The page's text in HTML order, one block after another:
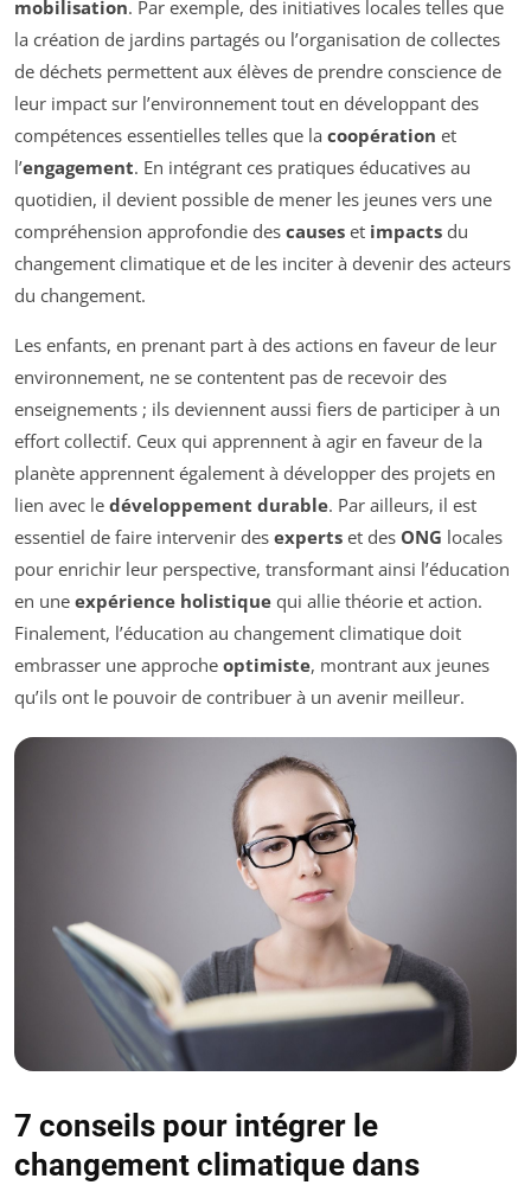
mobilisation. Par exemple, des initiatives locales telles que
la création de jardins partagés ou l’organisation de collectes
de déchets permettent aux élèves de prendre conscience de
leur impact sur l’environnement tout en développant des
compétences essentielles telles que la coopération et
l’engagement. En intégrant ces pratiques éducatives au
quotidien, il devient possible de mener les jeunes vers une
compréhension approfondie des causes et impacts du
changement climatique et de les inciter à devenir des acteurs
du changement.
Les enfants, en prenant part à des actions en faveur de leur
environnement, ne se contentent pas de recevoir des
enseignements ; ils deviennent aussi fiers de participer à un
effort collectif. Ceux qui apprennent à agir en faveur de la
planète apprennent également à développer des projets en
lien avec le développement durable. Par ailleurs, il est
essentiel de faire intervenir des experts et des ONG locales
pour enrichir leur perspective, transformant ainsi l’éducation
en une expérience holistique qui allie théorie et action.
Finalement, l’éducation au changement climatique doit
embrasser une approche optimiste, montrant aux jeunes
qu’ils ont le pouvoir de contribuer à un avenir meilleur.
7 conseils pour intégrer le
changement climatique dans